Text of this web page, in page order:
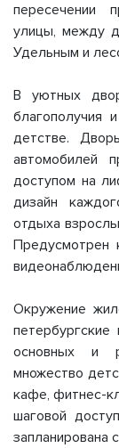
пересечении
улицы, между
Удельным и
В уютных
благополучия
детстве.
автомобилей
доступом на
дизайн
отдыха
Предусмотрен
Окружение
основных и
множество
кафе, фитнес-
шаговой
запланирована